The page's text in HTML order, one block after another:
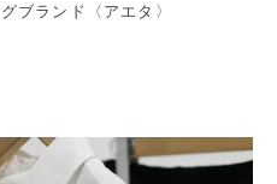
ブランド〈アエタ〉